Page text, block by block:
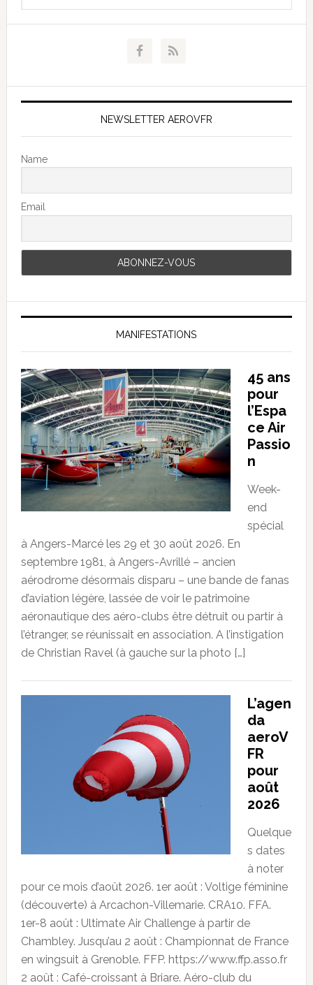
NEWSLETTER AEROVFR
Name
Email
MANIFESTATIONS
45 ans
pour
l’Espa
ce Air
Passio
n
Week-
end
spécial
à Angers-Marcé les 29 et 30 août 2026. En
septembre 1981, à Angers-Avrillé – ancien
aérodrome désormais disparu – une bande de fanas
d’aviation légère, lassée de voir le patrimoine
aéronautique des aéro-clubs être détruit ou partir à
l’étranger, se réunissait en association. A l’instigation
de Christian Ravel (à gauche sur la photo […]
L’agen
da
aeroV
FR
pour
août
2026
Quelque
s dates
à noter
pour ce mois d’août 2026. 1er août : Voltige féminine
(découverte) à Arcachon-Villemarie. CRA10. FFA.
1er-8 août : Ultimate Air Challenge à partir de
Chambley. Jusqu’au 2 août : Championnat de France
en wingsuit à Grenoble. FFP. https://www.ffp.asso.fr
2 août : Café-croissant à Briare. Aéro-club du